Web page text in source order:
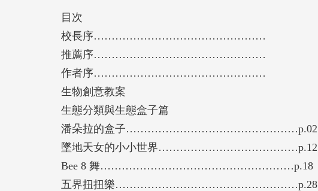
目次
校長序…………………………………………
推薦序…………………………………………
作者序…………………………………………
生物創意教案
生態分類與生態盒子篇
潘朵拉的盒子…………………………………………p.02
墜地天女的小小世界…………………………………p.12
Bee 8 舞………………………………………………p.18
五界扭扭樂……………………………………………p.28